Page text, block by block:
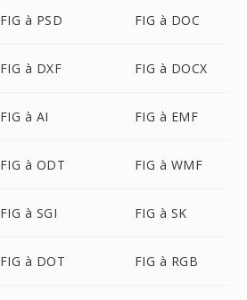
FIG à PSD FIG à DOC
FIG à DXF FIG à DOCX
FIG à AI FIG à EMF
FIG à ODT FIG à WMF
FIG à SGI FIG à SK
FIG à DOT FIG à RGB